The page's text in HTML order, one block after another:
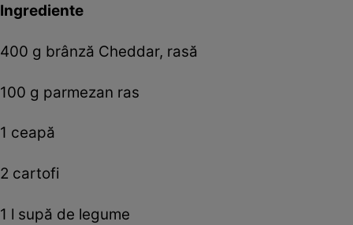
Ingrediente
400 g brânză Cheddar, rasă
100 g parmezan ras
1 ceapă
2 cartofi
1 l supă de legume